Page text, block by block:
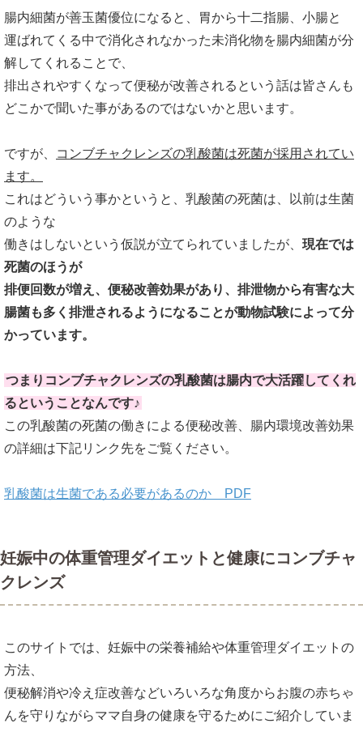
腸内細菌が善玉菌優位になると、胃から十二指腸、小腸と
運ばれてくる中で消化されなかった未消化物を腸内細菌が分
解してくれることで、
排出されやすくなって便秘が改善されるという話は皆さんも
どこかで聞いた事があるのではないかと思います。
ですが、
コンブチャクレンズの乳酸菌は死菌が採用されてい
ます。
これはどういう事かというと、乳酸菌の死菌は、以前は生菌
のような
働きはしないという仮説が立てられていましたが、 現在では
死菌のほうが
排便回数が増え、便秘改善効果があり、排泄物から有害な大
腸菌も多く排泄されるようになることが動物試験によって分
かっています。
つまりコンブチャクレンズの乳酸菌は腸内で大活躍してくれ
るということなんです♪
この乳酸菌の死菌の働きによる便秘改善、腸内環境改善効果
の詳細は下記リンク先をご覧ください。
乳酸菌は生菌である必要があるのか PDF
妊娠中の体重管理ダイエットと健康にコンブチャ
クレンズ
このサイトでは、妊娠中の栄養補給や体重管理ダイエットの
方法、
便秘解消や冷え症改善などいろいろな角度からお腹の赤ちゃ
んを守りながらママ自身の健康を守るためにご紹介していま